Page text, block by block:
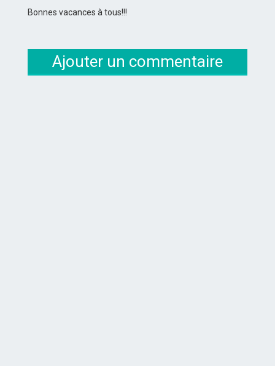
Bonnes vacances à tous!!!
Ajouter un commentaire